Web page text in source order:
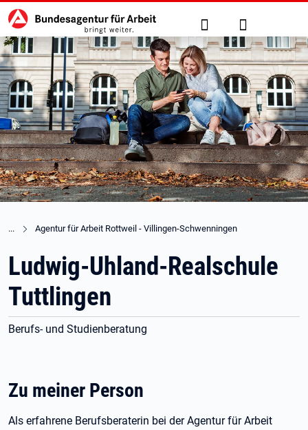
zu den Hauptinhalten springen
Hauptnavigation Suche Anmelden
Agentur für Arbeit Rottweil - Villingen-Schwenningen
Ludwig-Uhland-Realschule
Tuttlingen
Berufs- und Studienberatung
Zu meiner Person
Als erfahrene Berufsberaterin bei der Agentur für Arbeit